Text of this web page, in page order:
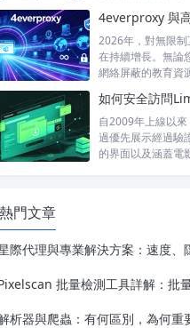
2026年，對無限
在持續增長。無論
網絡屏蔽的教育資
自2009年上線以
過優先展示經過驗
的界面以及涵蓋電
熱門文章
際代理與專業解決方案：速度、隱
批量檢測工具詳解：批量測試代理的欺詐評
析器與爬蟲：有何區別，為何重